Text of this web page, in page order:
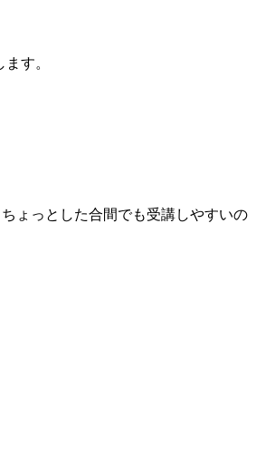
す。
ょっとした合間でも受講しやすいの